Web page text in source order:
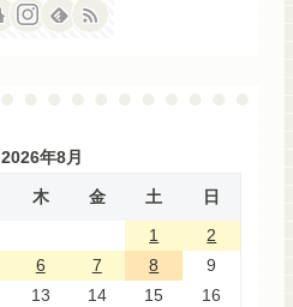
2026年8月
木 金 土
日
1
2
6 7 8
9
13 14 15
16